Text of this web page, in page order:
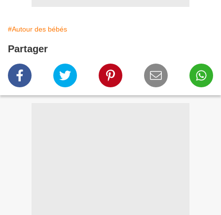
#Autour des bébés
Partager